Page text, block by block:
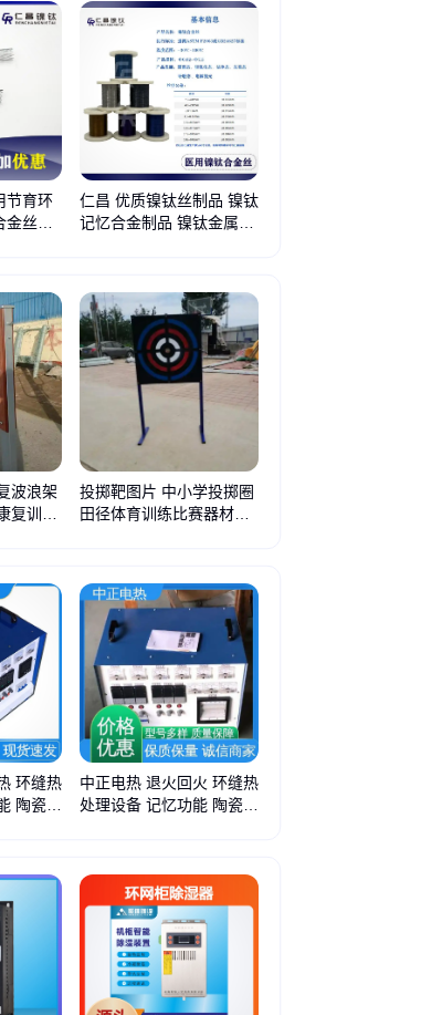
节育环
丝镍
仁昌 优质镍钛丝制品 镍钛
记忆合金制品 镍钛金属制
波浪架
复训练
投掷靶图片 中小学投掷圈
田径体育训练比赛器材投
环缝热
陶瓷电
中正电热 退火回火 环缝热
处理设备 记忆功能 陶瓷电